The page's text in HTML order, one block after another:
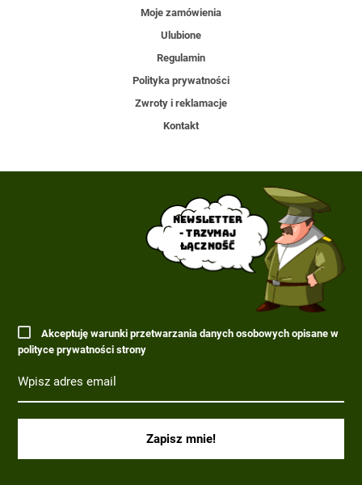
Moje zamówienia
Ulubione
Regulamin
Polityka prywatności
Zwroty i reklamacje
Kontakt
Akceptuję warunki przetwarzania danych osobowych opisane w
polityce prywatności strony
Newsletter
- trzymaj
łączność